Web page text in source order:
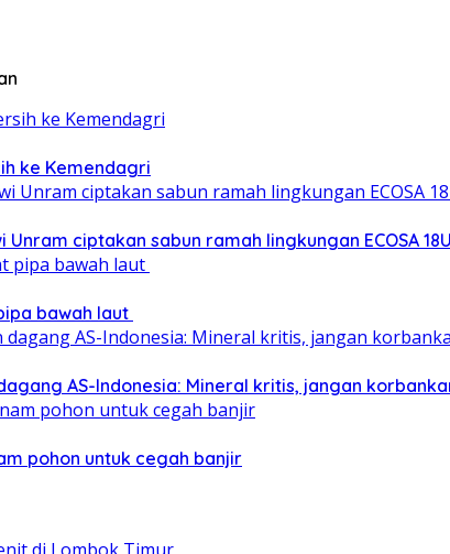
ke Kemendagri
ciptakan sabun ramah lingkungan ECOSA
bawah laut
AS-Indonesia: Mineral kritis, jangan
pohon untuk cegah banjir